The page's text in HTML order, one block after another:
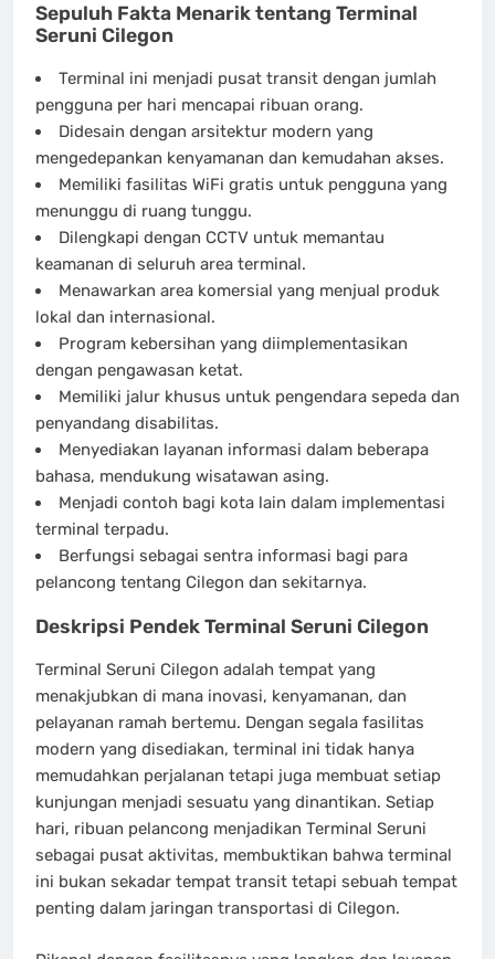
Sepuluh Fakta Menarik tentang Terminal
Seruni Cilegon
Terminal ini menjadi pusat transit dengan jumlah
pengguna per hari mencapai ribuan orang.
Didesain dengan arsitektur modern yang
mengedepankan kenyamanan dan kemudahan akses.
Memiliki fasilitas WiFi gratis untuk pengguna yang
menunggu di ruang tunggu.
Dilengkapi dengan CCTV untuk memantau
keamanan di seluruh area terminal.
Menawarkan area komersial yang menjual produk
lokal dan internasional.
Program kebersihan yang diimplementasikan
dengan pengawasan ketat.
Memiliki jalur khusus untuk pengendara sepeda dan
penyandang disabilitas.
Menyediakan layanan informasi dalam beberapa
bahasa, mendukung wisatawan asing.
Menjadi contoh bagi kota lain dalam implementasi
terminal terpadu.
Berfungsi sebagai sentra informasi bagi para
pelancong tentang Cilegon dan sekitarnya.
Deskripsi Pendek Terminal Seruni Cilegon
Terminal Seruni Cilegon adalah tempat yang
menakjubkan di mana inovasi, kenyamanan, dan
pelayanan ramah bertemu. Dengan segala fasilitas
modern yang disediakan, terminal ini tidak hanya
memudahkan perjalanan tetapi juga membuat setiap
kunjungan menjadi sesuatu yang dinantikan. Setiap
hari, ribuan pelancong menjadikan Terminal Seruni
sebagai pusat aktivitas, membuktikan bahwa terminal
ini bukan sekadar tempat transit tetapi sebuah tempat
penting dalam jaringan transportasi di Cilegon.